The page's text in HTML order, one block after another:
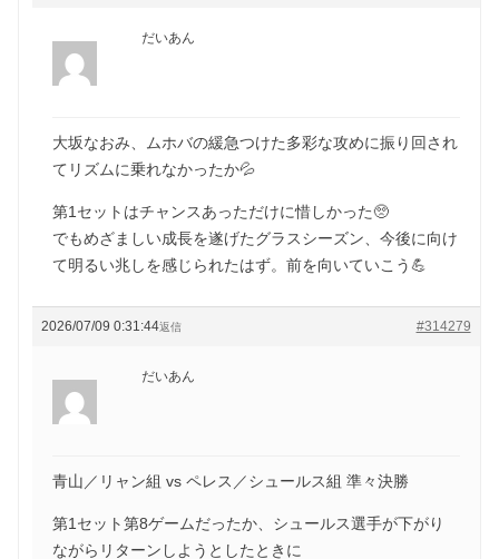
だいあん
大坂なおみ、ムホバの緩急つけた多彩な攻めに振り回され
てリズムに乗れなかったか💦
第1セットはチャンスあっただけに惜しかった🥺
でもめざましい成長を遂げたグラスシーズン、今後に向け
て明るい兆しを感じられたはず。前を向いていこう💪
2026/07/09 0:31:44 #314279
返信
だいあん
青山／リャン組 vs ペレス／シュールス組 準々決勝
第1セット第8ゲームだったか、シュールス選手が下がり
ながらリターンしようとしたときに